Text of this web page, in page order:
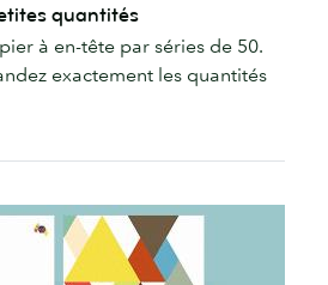
quantités
à en-tête par séries de 50.
exactement les quantités